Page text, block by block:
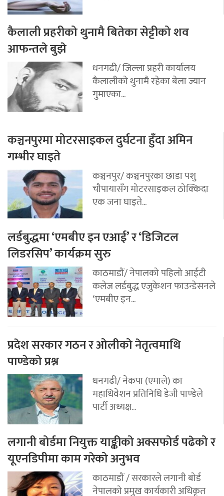
कैलाली प्रहरीको थुनामै बितेका सेट्टीको शव
आफन्तले बुझे
धनगढी/ जिल्ला प्रहरी कार्यालय
कैलालीको थुनामै रहेका बेला ज्यान
गुमाएका...
कञ्चनपुरमा मोटरसाइकल दुर्घटना हुँदा अमिन
गम्भीर घाइते
कञ्चनपुर/ कञ्चनपुरका छाडा पशु
चौपायासँग मोटरसाइकल ठोक्किदा
एक जना घाइते...
लर्डबुद्धमा ‘एमबीए इन एआई’ र ‘डिजिटल
लिडरसिप’ कार्यक्रम सुरु
काठमाडौं/ नेपालको पहिलो आईटी
कलेज लर्डबुद्ध एजुकेशन फाउन्डेसनले
‘एमबीए इन...
प्रदेश सरकार गठन र ओलीको नेतृत्वमाथि
पाण्डेको प्रश्न
धनगढी/ नेकपा (एमाले) का
महाधिवेशन प्रतिनिधि डेजी पाण्डेले
पार्टी अध्यक्ष...
लगानी बोर्डमा नियुक्त याङ्कीको अक्सफोर्ड पढेको र
यूएनडिपीमा काम गरेको अनुभव
काठमाडौं / सरकारले लगानी बोर्ड
नेपालको प्रमुख कार्यकारी अधिकृत